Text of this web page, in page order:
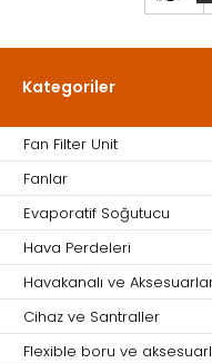
Kategoriler
Fan Filter Unit
Fanlar
Evaporatif Soğutucu
Hava Perdeleri
Havakanalı ve
Cihaz ve Santraller
Flexible boru ve